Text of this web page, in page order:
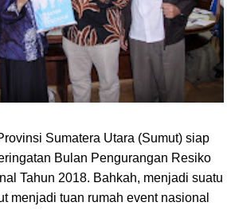
Sumatera Utara (Sumut) siap
Bulan Pengurangan Resiko
Tahun 2018. Bahkah, menjadi suatu
menjadi tuan rumah event nasional